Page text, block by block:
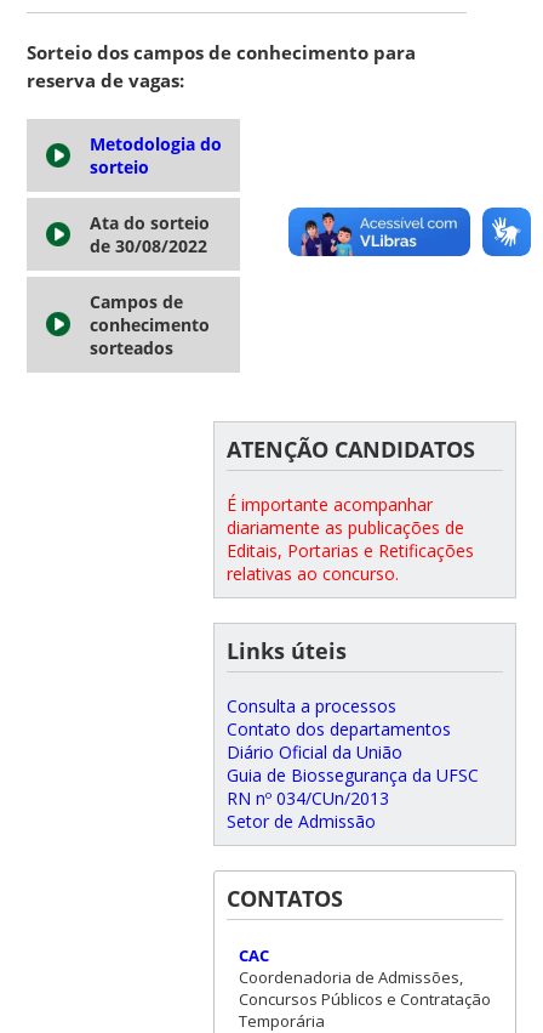
Sorteio dos campos de conhecimento para
reserva de vagas:
Metodologia do
sorteio
Ata do sorteio
de 30/08/2022
Campos de
conhecimento
sorteados
ATENÇÃO CANDIDATOS
É importante acompanhar
diariamente as publicações de
Editais, Portarias e Retificações
relativas ao concurso.
Links úteis
Consulta a processos
Contato dos departamentos
Diário Oficial da União
Guia de Biossegurança da UFSC
RN nº 034/CUn/2013
Setor de Admissão
CONTATOS
CAC
Coordenadoria de Admissões,
Concursos Públicos e Contratação
Temporária